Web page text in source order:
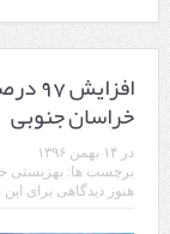
خراسان جنوبی
در ۱۴ بهمن ۱۳۹۶
برچسب ها: بهزیستی
هنوز دیدگاهی برای این